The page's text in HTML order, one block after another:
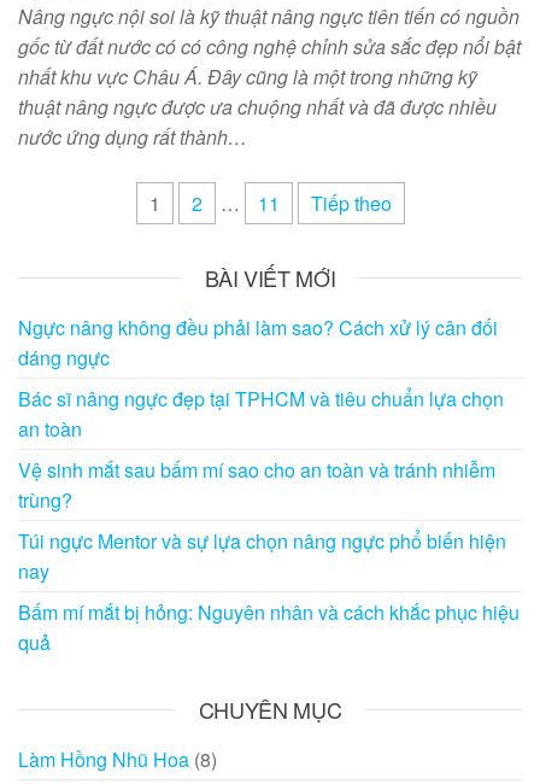
Nâng ngực nội soi là kỹ thuật nâng ngực tiên tiến có nguồn
gốc từ đất nước có có công nghệ chỉnh sửa sắc đẹp nổi bật
nhất khu vực Châu Á. Đây cũng là một trong những kỹ
thuật nâng ngực được ưa chuộng nhất và đã được nhiều
nước ứng dụng rất thành…
bài
viết
1 2 … 11 Tiếp theo
BÀI VIẾT MỚI
Ngực nâng không đều phải làm sao? Cách xử lý cân đối
dáng ngực
Bác sĩ nâng ngực đẹp tại TPHCM và tiêu chuẩn lựa chọn
an toàn
Vệ sinh mắt sau bấm mí sao cho an toàn và tránh nhiễm
trùng?
Túi ngực Mentor và sự lựa chọn nâng ngực phổ biến hiện
nay
Bấm mí mắt bị hỏng: Nguyên nhân và cách khắc phục hiệu
quả
CHUYÊN MỤC
Làm Hồng Nhũ Hoa (8)